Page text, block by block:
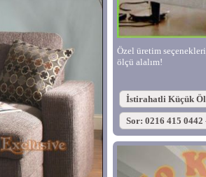
Özel üretim
ölçü alalım!
İstirahatli Küçük
Sor: 0216 415